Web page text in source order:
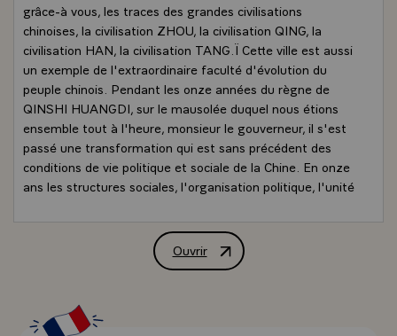
grâce-à vous, les traces des grandes civilisations
chinoises, la civilisation ZHOU, la civilisation QING, la
civilisation HAN, la civilisation TANG.Ï Cette ville est aussi
un exemple de l'extraordinaire faculté d'évolution du
peuple chinois. Pendant les onze années du règne de
QINSHI HUANGDI, sur le mausolée duquel nous étions
ensemble tout à l'heure, monsieur le gouverneur, il s'est
passé une transformation qui est sans précédent des
conditions de vie politique et sociale de la Chine. En onze
ans les structures sociales, l'organisation politique, l'unité
`Politique étrangère ` relations franco - chinoises`Ï Ces
grandes qualités d'adaptation restent aujourd'hui celles
modernisation et la transformation du pays.Ï La
troisième raison, c'est que Xian a toujours été une ville
Ouvrir
Allocution prononcée par M. Valéry